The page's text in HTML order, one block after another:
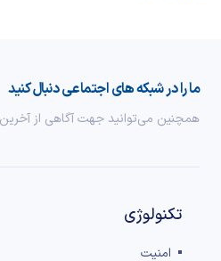
ما را در شبکه های اجتماعی دنبال کنید
همچنین می‌توانید جهت آگاهی از آخرین
تکنولوژی
امنیت